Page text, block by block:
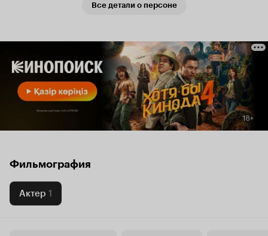
Все детали о персоне
Фильмография
Актер 1